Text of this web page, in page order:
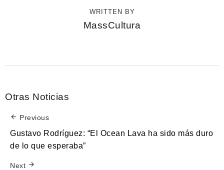
WRITTEN BY
MassCultura
Otras Noticias
Previous
Gustavo Rodríguez: “El Ocean Lava ha sido más duro
de lo que esperaba”
Next